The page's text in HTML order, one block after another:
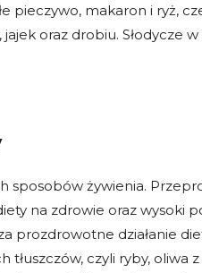
pieczywo, makaron i ryż,
oraz drobiu. Słodycze
żywienia.
na zdrowie oraz wysoki
prozdrowotne działanie
czyli ryby, oliwa